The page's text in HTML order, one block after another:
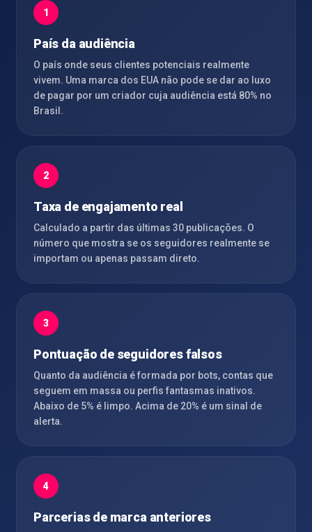
1
País da audiência
O país onde seus clientes potenciais realmente
vivem. Uma marca dos EUA não pode se dar ao luxo
de pagar por um criador cuja audiência está 80% no
Brasil.
2
Taxa de engajamento real
Calculado a partir das últimas 30 publicações. O
número que mostra se os seguidores realmente se
importam ou apenas passam direto.
3
Pontuação de seguidores falsos
Quanto da audiência é formada por bots, contas que
seguem em massa ou perfis fantasmas inativos.
Abaixo de 5% é limpo. Acima de 20% é um sinal de
alerta.
4
Parcerias de marca anteriores